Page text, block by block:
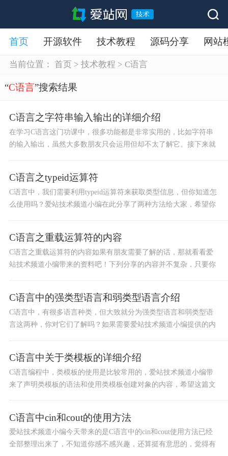
首页 开源软件 技术教程 源码分享 网站
当前位置： 首页 > 技术教程 > C语言
“C语言”搜索结果
C语言之字符串输入输出的详细介绍
在学习C语言这门功课中，很多功能都是非常实用的，比如字符串
的输入输出，虽然大多数朋友只会运用但却不太了解它。接下来就
C语言之typeid运算符
C语言中，我们需要利用typeid运算符来获取类型信息，但你知道怎
么使用吗？爱站技术频道小编在此分享了两种方法给大家，希望你
C语言之重载运算符的内容
C语言之重载运算符的内容如果有朋友需要了解的话，那就看看爱
站技术频道小编带来的资料吧！下列分享的内容并不复杂，只要你
C语言中的强类型语言和弱类型语言介绍
C语言中，有很多语言种类，但大致就分为强类型语言和弱类型语
言这两种，你对它们了解吗？如果需要爱站技术频道小编提供的内
C语言中关于类模板的详细介绍
C语言编程中，类模板的使用是比较常用的，爱站技术频道小编带
来了声明类模板的语法和使用类模板创建对象的内容，希望这篇文
C语言中cin和cout的使用方法
爱站技术频道小编今天带来的是C语言中的cin和cout使用方法已经
全部整理出来了，不知道你感不感兴趣，还算挺有意思的，觉得有